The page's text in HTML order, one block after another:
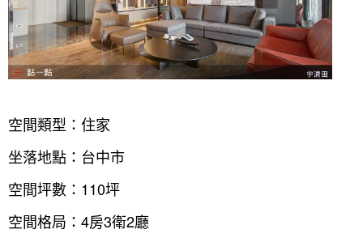
空間類型：住家
坐落地點：台中市
空間坪數：110坪
空間格局：4房3衛2廳